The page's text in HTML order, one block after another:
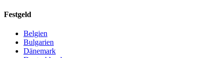
Festgeld
Belgien
Bulgarien
Dänemark